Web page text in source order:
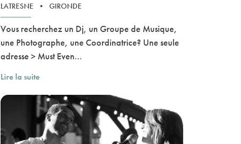
LATRESNE • GIRONDE
Vous recherchez un Dj, un Groupe de Musique,
une Photographe, une Coordinatrice? Une seule
adresse > Must Even...
Lire la suite